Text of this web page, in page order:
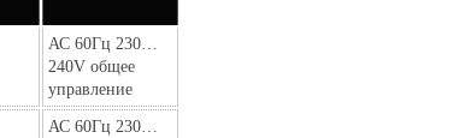
АС 60Гц 230…
240V общее
управление
АС 60Гц 230…